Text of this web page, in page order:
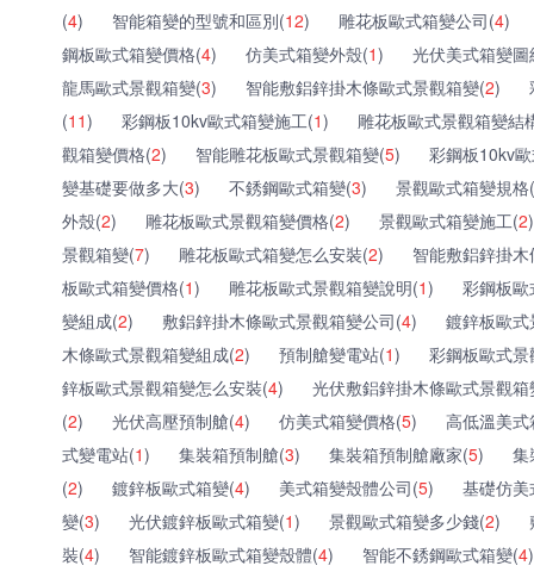
(4) 智能箱變的型號和區別(12) 雕花板歐式箱變公司(4)
鋼板歐式箱變價格(4) 仿美式箱變外殼(1)
光伏美式箱變圖
龍馬歐式景觀箱變(3) 智能敷鋁鋅掛木條歐式景觀箱變(2)
(11) 彩鋼板10kv歐式箱變施工(1)
雕花板歐式景觀箱變結
觀箱變價格(2) 智能雕花板歐式景觀箱變(5)
彩鋼板10kv
變基礎要做多大(3) 不銹鋼歐式箱變(3)
景觀歐式箱變規格(
外殼(2) 雕花板歐式景觀箱變價格(2) 景觀歐式箱變施工(2)
景觀箱變(7) 雕花板歐式箱變怎么安裝(2)
智能敷鋁鋅掛
板歐式箱變價格(1) 雕花板歐式景觀箱變說明(1)
彩鋼板
變組成(2) 敷鋁鋅掛木條歐式景觀箱變公司(4)
鍍鋅板歐
木條歐式景觀箱變組成(2) 預制艙變電站(1)
彩鋼板歐式
鋅板歐式景觀箱變怎么安裝(4)
光伏敷鋁鋅掛木條歐式景觀箱
(2) 光伏高壓預制艙(4) 仿美式箱變價格(5)
高低溫美
式變電站(1) 集裝箱預制艙(3) 集裝箱預制艙廠家(5)
集
(2) 鍍鋅板歐式箱變(4) 美式箱變殼體公司(5)
基礎仿
變(3) 光伏鍍鋅板歐式箱變(1) 景觀歐式箱變多少錢(2)
裝(4) 智能鍍鋅板歐式箱變殼體(4) 智能不銹鋼歐式箱變(4)